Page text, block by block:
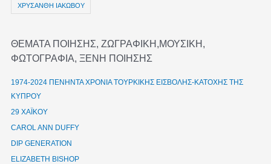
ΧΡΥΣΑΝΘΗ ΙΑΚΩΒΟΥ
ΘΕΜΑΤΑ ΠΟΙΗΣΗΣ, ΖΩΓΡΑΦΙΚΗ,ΜΟΥΣΙΚΗ,
ΦΩΤΟΓΡΑΦΙΑ, ΞΕΝΗ ΠΟΙΗΣΗΣ
1974-2024 ΠΕΝΗΝΤΑ ΧΡΟΝΙΑ ΤΟΥΡΚΙΚΗΣ ΕΙΣΒΟΛΗΣ-ΚΑΤΟΧΗΣ ΤΗΣ
ΚΥΠΡΟΥ
29 ΧΑΪΚΟΥ
CAROL ANN DUFFY
DIP GENERATION
ELIZABETH BISHOP